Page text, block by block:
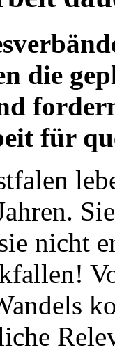
die
für
nicht